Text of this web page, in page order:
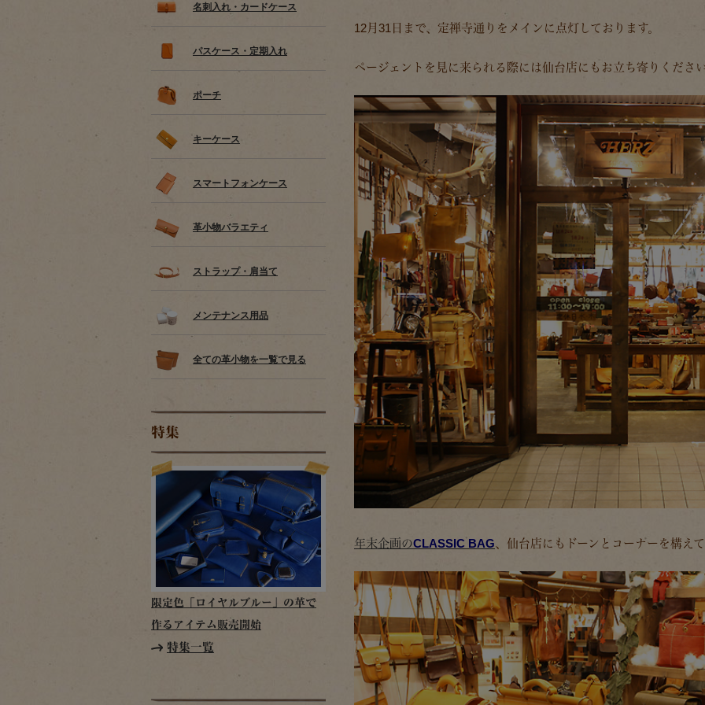
名刺入れ・カードケース
パスケース・定期入れ
ポーチ
キーケース
スマートフォンケース
革小物バラエティ
ストラップ・肩当て
メンテナンス用品
全ての革小物を一覧で見る
特集
限定色「ロイヤルブルー」の革で
作るアイテム販売開始
特集一覧
12月31日まで、定禅寺通りをメインに点灯しております。
ページェントを見に来られる際には仙台店にもお立ち寄りくださ
年末企画のCLASSIC BAG、仙台店にもドーンとコーナーを構え